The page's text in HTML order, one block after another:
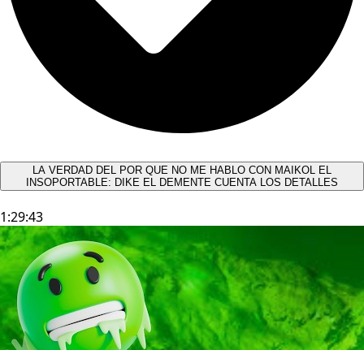
LA VERDAD DEL POR QUE NO ME HABLO CON MAIKOL EL
INSOPORTABLE: DIKE EL DEMENTE CUENTA LOS DETALLES
1:29:43